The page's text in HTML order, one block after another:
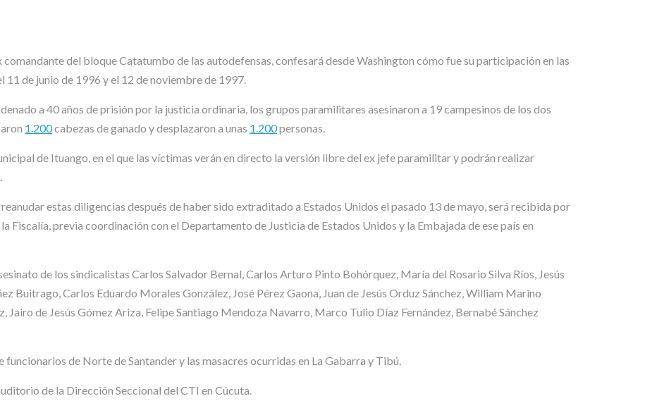
del bloque Catatumbo de las autodefensas, confesará desde Washington cómo fue su participación en las
11 de junio de 1996 y el 12 de noviembre de 1997.
a 40 años de prisión por la justicia ordinaria, los grupos paramilitares asesinaron a 19 campesinos de los dos
1.200cabezas de ganado y desplazaron a unas 1.200personas.
de Ituango, en el que las víctimas verán en directo la versión libre del ex jefe paramilitar y podrán realizar
estas diligencias después de haber sido extraditado a Estados Unidos el pasado 13 de mayo, será recibida por
Fiscalía, previa coordinación con el Departamento de Justicia de Estados Unidos y la Embajada de ese país en
de los sindicalistas Carlos Salvador Bernal, Carlos Arturo Pinto Bohórquez, María del Rosario Silva Ríos, Jesús
Buitrago, Carlos Eduardo Morales González, José Pérez Gaona, Juan de Jesús Orduz Sánchez, William Marino
Jairo de Jesús Gómez Ariza, Felipe Santiago Mendoza Navarro, Marco Tulio Díaz Fernández, Bernabé Sánchez
de Norte de Santander y las masacres ocurridas en La Gabarra y Tibú.
de la Dirección Seccional del CTI en Cúcuta.